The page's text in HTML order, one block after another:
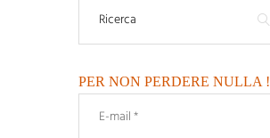
PER NON PERDERE NULLA !